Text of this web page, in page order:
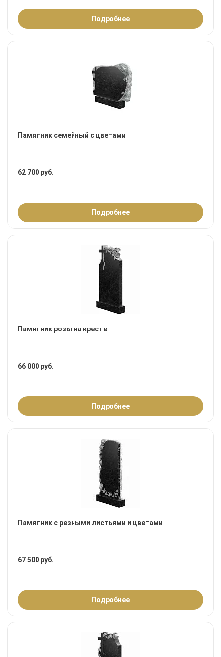
Подробнее
Памятник семейный с цветами
62 700 руб.
Подробнее
Памятник розы на кресте
66 000 руб.
Подробнее
Памятник с резными листьями и цветами
67 500 руб.
Подробнее